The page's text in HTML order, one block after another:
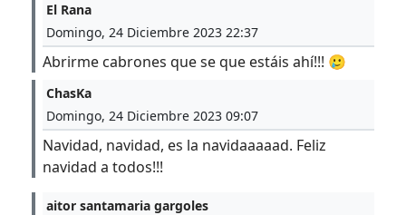
El Rana
Domingo, 24 Diciembre 2023 22:37
Abrirme cabrones que se que estáis ahí!!! 🥲
ChasKa
Domingo, 24 Diciembre 2023 09:07
Navidad, navidad, es la navidaaaaad. Feliz
navidad a todos!!!
aitor santamaria gargoles